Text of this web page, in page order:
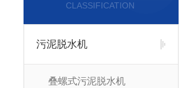
CLASSIFICATION
污泥脱水机
叠螺式污泥脱水机